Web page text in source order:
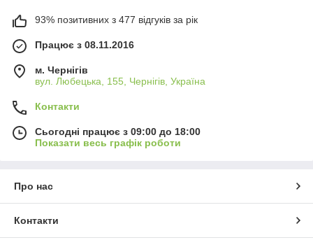
93% позитивних з 477 відгуків за рік
Працює з 08.11.2016
м. Чернігів
вул. Любецька, 155, Чернігів, Україна
Контакти
Сьогодні працює з 09:00 до 18:00
Показати весь графік роботи
Про нас
Контакти